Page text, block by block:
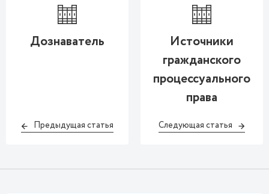
Дознаватель
Предыдущая статья
Источники
гражданского
процессуального
права
Следующая статья